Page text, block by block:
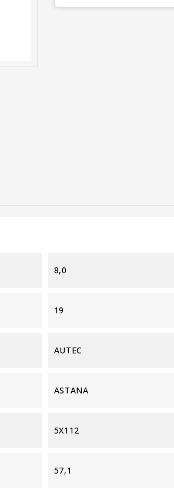
8,0
19
AUTEC
ASTANA
5X112
57,1